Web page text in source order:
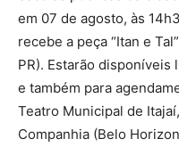
em 07 de agosto, às
recebe a peça “Itan e
PR). Estarão disponíveis
e também para
Teatro Municipal de
Companhia (Belo